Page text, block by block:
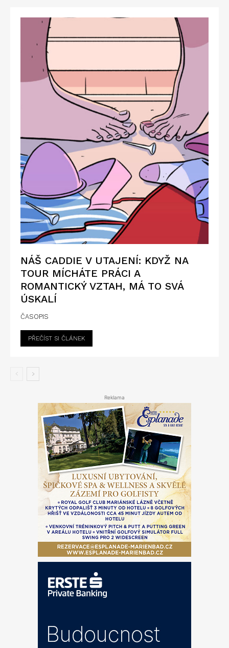
NÁŠ CADDIE V UTAJENÍ: KDYŽ NA
TOUR MÍCHÁTE PRÁCI A
ROMANTICKÝ VZTAH, MÁ TO SVÁ
ÚSKALÍ
ČASOPIS
PŘEČÍST SI ČLÁNEK
Reklama